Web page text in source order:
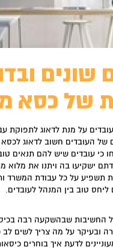
שונים
של כסא
על מנת לדאוג לתפוקת
של העובדים חשוב לדאוג
כי עובדים שיש להם תנאים
ישקיעו בה ויתנו את מלוא
תשפיע על כל עבודת המשרד
ליחס טוב בין המנהל לעובדים.
החשיבות שבהשקעה רבה
ובעיקר על מה צריך לשים
לדעת איך בוחרים